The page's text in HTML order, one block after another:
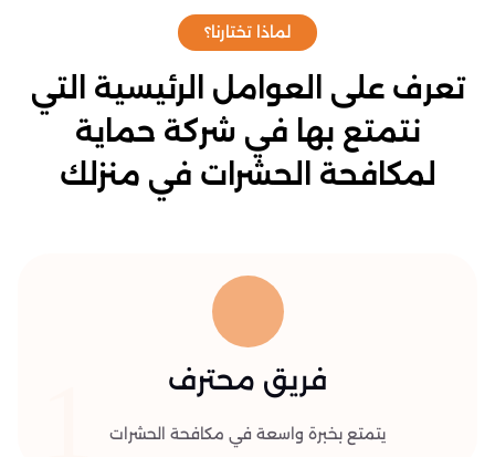
لماذا تختارنا؟
تعرف على العوامل الرئيسية التي
نتمتع بها في شركة حماية
لمكافحة الحشرات في منزلك
فريق محترف
يتمتع بخبرة واسعة في مكافحة الحشرات